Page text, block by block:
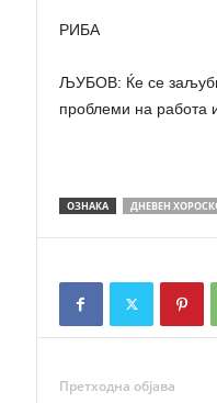
РИБА
ЉУБОВ: Ќе се
проблеми на работа
ОЗНАКА ДНЕВЕН
Претходна објава